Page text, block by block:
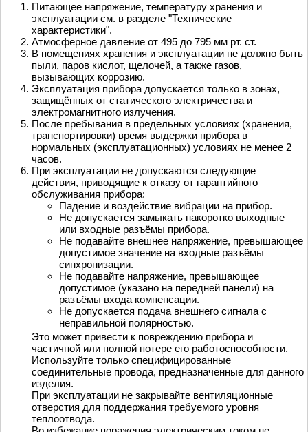
Питающее напряжение, температуру хранения и
эксплуатации см. в разделе "Технические
характеристики".
Атмосферное давление от 495 до 795 мм рт. ст.
В помещениях хранения и эксплуатации не должно быть
пыли, паров кислот, щелочей, а также газов,
вызывающих коррозию.
Эксплуатация прибора допускается только в зонах,
защищённых от статического электричества и
электромагнитного излучения.
После пребывания в предельных условиях (хранения,
транспортировки) время выдержки прибора в
нормальных (эксплуатационных) условиях не менее 2
часов.
При эксплуатации не допускаются следующие
действия, приводящие к отказу от гарантийного
обслуживания прибора:
Падение и воздействие вибрации на прибор.
Не допускается замыкать накоротко выходные
или входные разъёмы прибора.
Не подавайте внешнее напряжение, превышающее
допустимое значение на входные разъёмы
синхронизации.
Не подавайте напряжение, превышающее
допустимое (указано на передней панели) на
разъёмы входа компенсации.
Не допускается подача внешнего сигнала с
неправильной полярностью.
Это может привести к повреждению прибора и
частичной или полной потере его работоспособности.
Используйте только специфицированные
соединительные провода, предназначенные для данного
изделия.
При эксплуатации не закрывайте вентиляционные
отверстия для поддержания требуемого уровня
теплоотвода.